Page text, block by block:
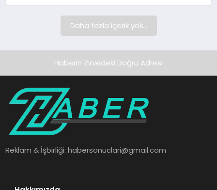
Daha fazla içerik yok...
Haberin Zirvedeki Doğru Adresi
Reklam & İşbirliği:habersonuclari@gmail.com